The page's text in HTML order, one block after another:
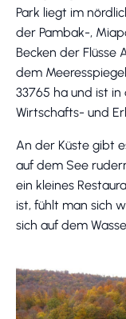
Park liegt im
der Pambak-,
Becken der Flüsse
dem
33765 ha und ist
Wirtschafts- und
An der Küste gibt
auf dem See
ein kleines
ist, fühlt man sich
sich auf dem